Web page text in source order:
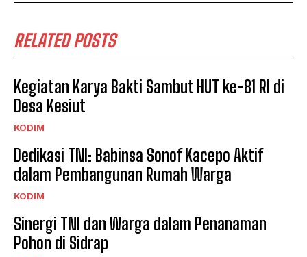
RELATED POSTS
Kegiatan Karya Bakti Sambut HUT ke-81 RI di
Desa Kesiut
KODIM
Dedikasi TNI: Babinsa Sonof Kacepo Aktif
dalam Pembangunan Rumah Warga
KODIM
Sinergi TNI dan Warga dalam Penanaman
Pohon di Sidrap